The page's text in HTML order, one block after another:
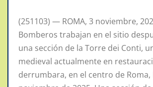
(251103) — ROMA, 3 noviembre,
Bomberos trabajan en el sitio
una sección de la Torre dei Conti,
medieval actualmente en
derrumbara, en el centro de Roma,